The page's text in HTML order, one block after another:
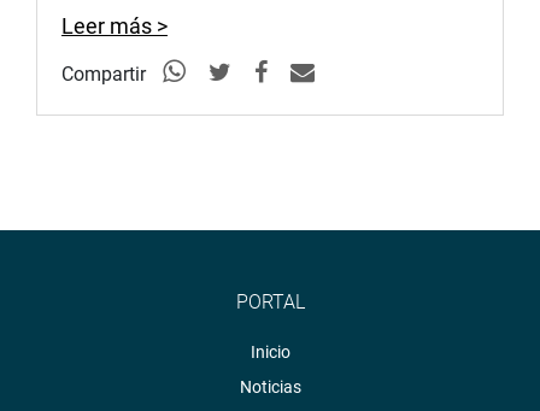
Leer más >
Compartir
PORTAL
Inicio
Noticias